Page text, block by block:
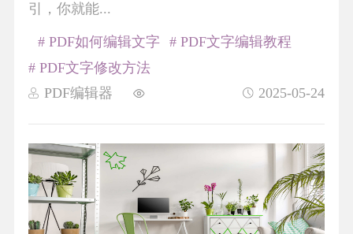
引，你就能...
PDF编辑器 2025-05-24
# PDF如何编辑文字
# PDF文字编辑教程
# PDF文字修改方法